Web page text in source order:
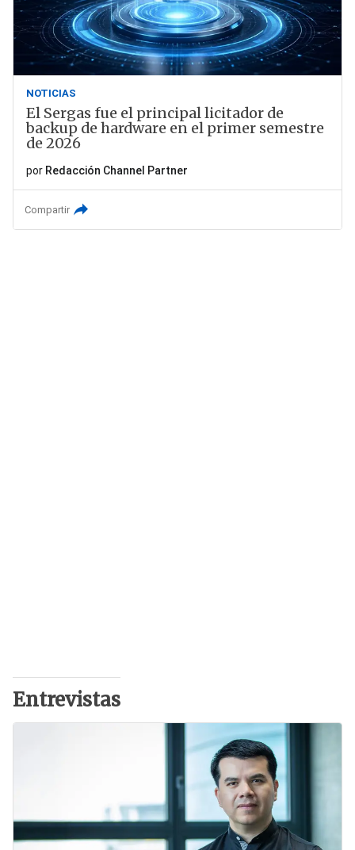
NOTICIAS
El Sergas fue el principal licitador de
backup de hardware en el primer semestre
de 2026
por Redacción Channel Partner
Compartir
Entrevistas